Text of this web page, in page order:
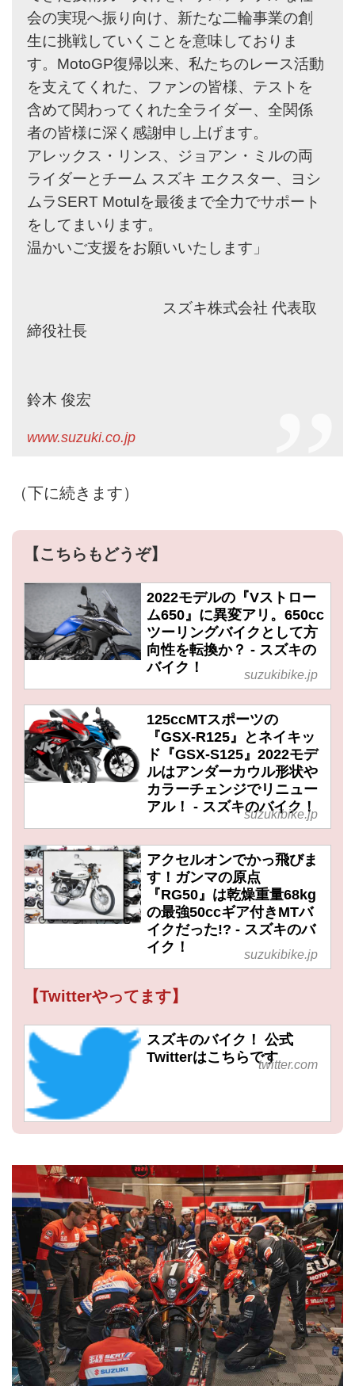
会の実現へ振り向け、新たな二輪事業の創
生に挑戦していくことを意味しておりま
す。MotoGP復帰以来、私たちのレース活動
を支えてくれた、ファンの皆様、テストを
含めて関わってくれた全ライダー、全関係
者の皆様に深く感謝申し上げます。
アレックス・リンス、ジョアン・ミルの両
ライダーとチーム スズキ エクスター、ヨシ
ムラSERT Motulを最後まで全力でサポート
をしてまいります。
温かいご支援をお願いいたします」
スズキ株式会社 代表取
締役社長
鈴木 俊宏
www.suzuki.co.jp
（下に続きます）
【こちらもどうぞ】
2022モデルの『Vストロー
ム650』に異変アリ。650cc
ツーリングバイクとして方
向性を転換か？ - スズキの
バイク！
suzukibike.jp
125ccMTスポーツの
『GSX-R125』とネイキッ
ド『GSX-S125』2022モデ
ルはアンダーカウル形状や
カラーチェンジでリニュー
アル！ - スズキのバイク！
suzukibike.jp
アクセルオンでかっ飛びま
す！ガンマの原点
『RG50』は乾燥重量68kg
の最強50ccギア付きMTバ
イクだった!? - スズキのバ
イク！
suzukibike.jp
【Twitterやってます】
スズキのバイク！ 公式
Twitterはこちらですtwitter.com